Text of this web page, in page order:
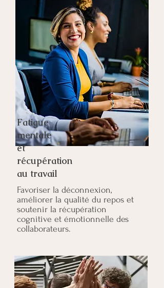
Fatigue
mentale
et
récupération
au travail
Favoriser la déconnexion,
améliorer la qualité du repos et
soutenir la récupération
cognitive et émotionnelle des
collaborateurs.